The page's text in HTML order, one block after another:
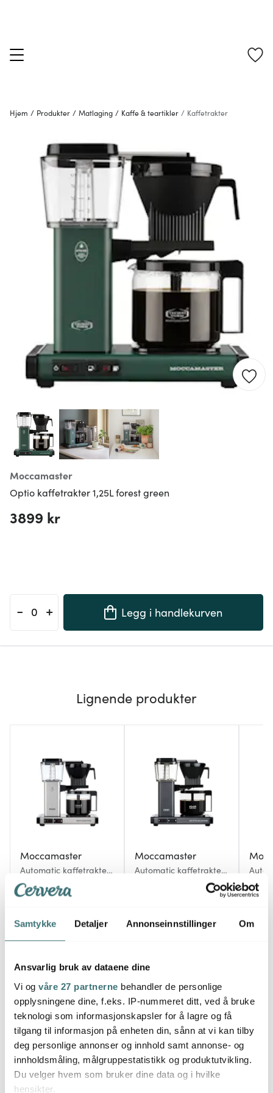
Samtykke Detaljer Annonseinnstillinger Om
Ansvarlig bruk av dataene dine
Vi og våre 27 partnerne behandler de personlige
opplysningene dine, f.eks. IP-nummeret ditt, ved å bruke
teknologi som informasjonskapsler for å lagre og få
tilgang til informasjon på enheten din, sånn at vi kan tilby
deg personlige annonser og innhold samt annonse- og
innholdsmåling, målgruppestatistikk og produktutvikling.
Du velger hvem som bruker dine data og i hvilke
hensikter.
Hjem / Produkter / Matlaging / Kaffe & teartikler / Kaffetrakter
Moccamaster
Optio kaffetrakter 1,25L forest green
3899 kr
- + Legg i handlekurven
Lignende produkter
Moccamaster
Automatic kaffetrakter
1,25L brushed silver
3299 kr
Moccamaster
Automatic kaffetrakter
3299
Du kanskje også liker